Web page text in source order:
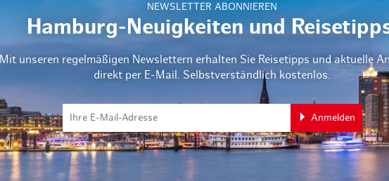
NEWSLETTER ABONNIEREN
Hamburg-Neuigkeiten und
Mit unseren regelmäßigen Newslettern erhalten Sie Reisetipps und aktuelle
direkt per E-Mail. Selbstverständlich kostenlos.
Anmelden